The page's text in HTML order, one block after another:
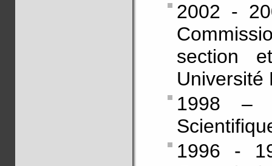
2002 -
section
Université
1998 –
1996 -